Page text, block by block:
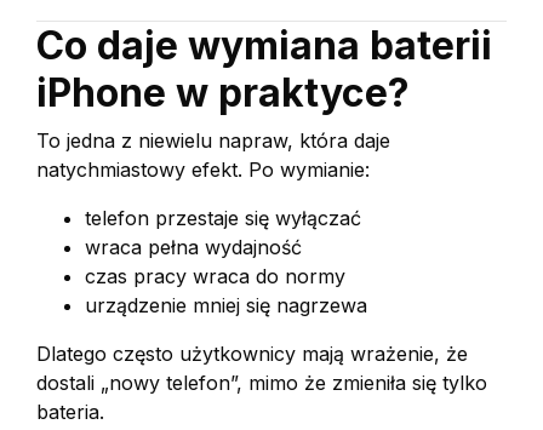
Co daje wymiana baterii
iPhone w praktyce?
To jedna z niewielu napraw, która daje
natychmiastowy efekt. Po wymianie:
telefon przestaje się wyłączać
wraca pełna wydajność
czas pracy wraca do normy
urządzenie mniej się nagrzewa
Dlatego często użytkownicy mają wrażenie, że
dostali „nowy telefon”, mimo że zmieniła się tylko
bateria.